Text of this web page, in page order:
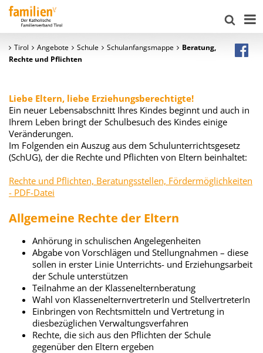
Tirol Angebote Schule Schulanfangsmappe
Beratung,
Rechte und Pflichten
Liebe Eltern, liebe Erziehungsberechtigte!
Ein neuer Lebensabschnitt Ihres Kindes beginnt und auch in
Ihrem Leben bringt der Schulbesuch des Kindes einige
Veränderungen.
Im Folgenden ein Auszug aus dem Schulunterrichtsgesetz
(SchUG), der die Rechte und Pflichten von Eltern beinhaltet:
Rechte und Pflichten, Beratungsstellen, Fördermöglichkeiten
- PDF-Datei
Allgemeine Rechte der Eltern
Anhörung in schulischen Angelegenheiten
Abgabe von Vorschlägen und Stellungnahmen – diese
sollen in erster Linie Unterrichts- und Erziehungsarbeit
der Schule unterstützen
Teilnahme an der Klassenelternberatung
Wahl von KlassenelternvertreterIn und StellvertreterIn
Einbringen von Rechtsmitteln und Vertretung in
diesbezüglichen Verwaltungsverfahren
Rechte, die sich aus den Pflichten der Schule
gegenüber den Eltern ergeben